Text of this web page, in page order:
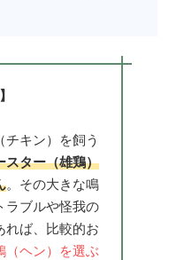
キン）を飼う
スター（雄鶏）
。その大きな鳴
ラブルや怪我の
れば、比較的お
（ヘン）を選ぶ